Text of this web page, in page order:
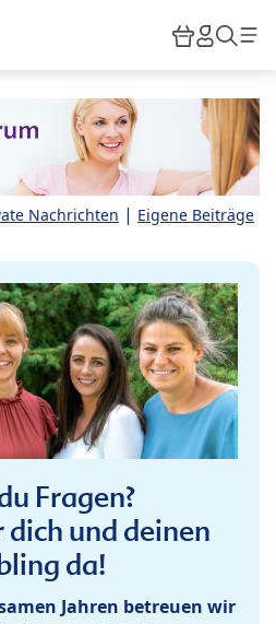
HiPP
Nachrichten | Eigene Beiträge
Fragen?
und deinen
da!
Jahren betreuen wir